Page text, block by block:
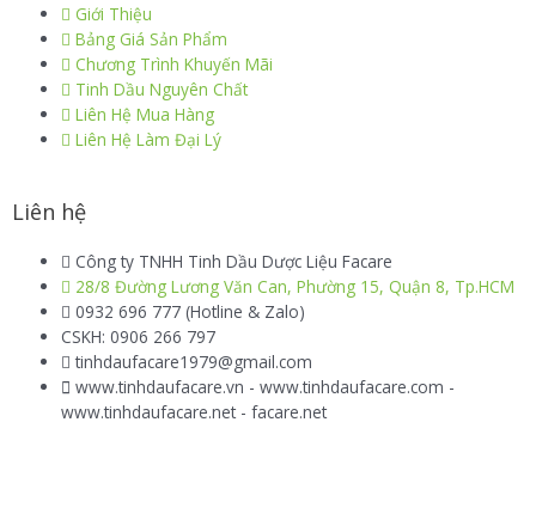
Giới Thiệu
Bảng Giá Sản Phẩm
Chương Trình Khuyến Mãi
Tinh Dầu Nguyên Chất
Liên Hệ Mua Hàng
Liên Hệ Làm Đại Lý
Liên hệ
Công ty TNHH Tinh Dầu Dược Liệu Facare
28/8 Đường Lương Văn Can, Phường 15, Quận 8, Tp.HCM
0932 696 777 (Hotline & Zalo)
CSKH: 0906 266 797
tinhdaufacare1979@gmail.com
www.tinhdaufacare.vn - www.tinhdaufacare.com -
www.tinhdaufacare.net - facare.net